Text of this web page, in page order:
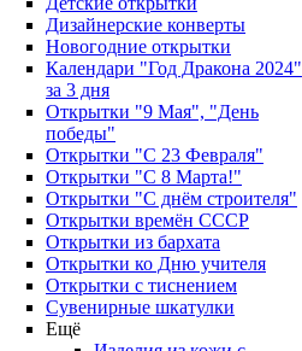
Дизайнерские конверты
Новогодние открытки
Календари "Год Дракона 2024"
за 3 дня
Открытки "9 Мая", "День
победы"
Открытки "С 23 Февраля"
Открытки "С 8 Марта!"
Открытки "С днём строителя"
Открытки времён СССР
Открытки из бархата
Открытки ко Дню учителя
Открытки с тиснением
Сувенирные шкатулки
Ещё